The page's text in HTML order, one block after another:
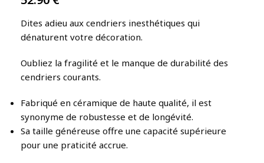
Dites adieu aux cendriers inesthétiques qui
dénaturent votre décoration.
Oubliez la fragilité et le manque de durabilité des
cendriers courants.
Fabriqué en céramique de haute qualité, il est
synonyme de robustesse et de longévité.
Sa taille généreuse offre une capacité supérieure
pour une praticité accrue.